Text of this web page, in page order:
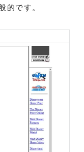
的です。